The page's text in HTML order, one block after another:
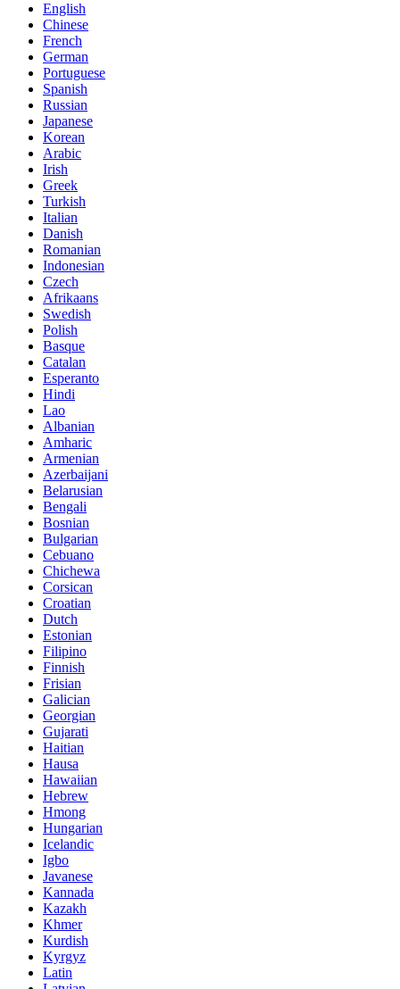
English
Chinese
French
German
Portuguese
Spanish
Russian
Japanese
Korean
Arabic
Irish
Greek
Turkish
Italian
Danish
Romanian
Indonesian
Czech
Afrikaans
Swedish
Polish
Basque
Catalan
Esperanto
Hindi
Lao
Albanian
Amharic
Armenian
Azerbaijani
Belarusian
Bengali
Bosnian
Bulgarian
Cebuano
Chichewa
Corsican
Croatian
Dutch
Estonian
Filipino
Finnish
Frisian
Galician
Georgian
Gujarati
Haitian
Hausa
Hawaiian
Hebrew
Hmong
Hungarian
Icelandic
Igbo
Javanese
Kannada
Kazakh
Khmer
Kurdish
Kyrgyz
Latin